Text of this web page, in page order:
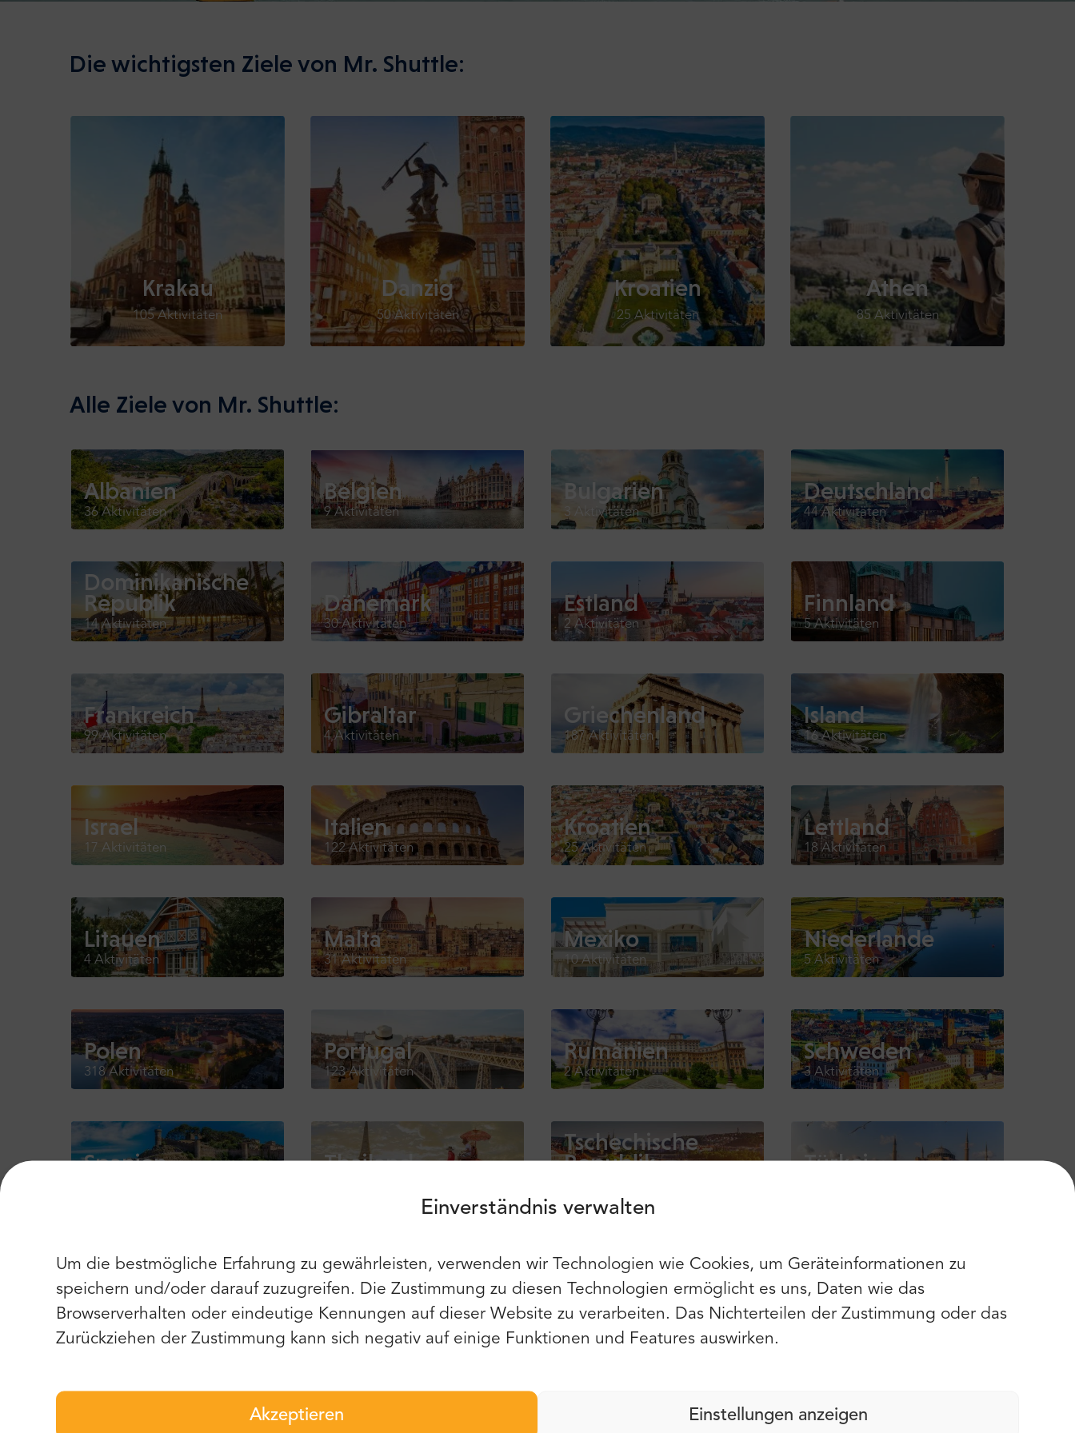
Einverständnis verwalten
Um die bestmögliche Erfahrung zu gewährleisten, verwenden wir Technologien wie Cookies, um Geräteinformationen zu
speichern und/oder darauf zuzugreifen. Die Zustimmung zu diesen Technologien ermöglicht es uns, Daten wie das
Browserverhalten oder eindeutige Kennungen auf dieser Website zu verarbeiten. Das Nichterteilen der Zustimmung oder das
Zurückziehen der Zustimmung kann sich negativ auf einige Funktionen und Features auswirken.
Akzeptieren Einstellungen anzeigen
Die wichtigsten Ziele von Mr. Shuttle:
Krakau
105 Aktivitäten
Danzig
50 Aktivitäten
Kroatien
25 Aktivitäten
Athen
85 Aktivitäten
Alle Ziele von Mr. Shuttle:
Albanien
36 Aktivitäten
Belgien
9 Aktivitäten
Bulgarien
3 Aktivitäten
Deutschland
44 Aktivitäten
Dominikanische
Republik
14 Aktivitäten
Dänemark
30 Aktivitäten
Estland
2 Aktivitäten
Finnland
5 Aktivitäten
Frankreich
99 Aktivitäten
Gibraltar
4 Aktivitäten
Griechenland
187 Aktivitäten
Island
16 Aktivitäten
Israel
17 Aktivitäten
Italien
122 Aktivitäten
Kroatien
25 Aktivitäten
Lettland
18 Aktivitäten
Litauen
4 Aktivitäten
Malta
31 Aktivitäten
Mexiko
10 Aktivitäten
Niederlande
5 Aktivitäten
Polen
318 Aktivitäten
Portugal
123 Aktivitäten
Rumänien
2 Aktivitäten
Schweden
3 Aktivitäten
Spanien Thailand
Tschechische
Republik Türkei
Ukraine
9 Aktivitäten
Ungarn
17 Aktivitäten
Vereinigte
Arabische Emirate
13 Aktivitäten
Vereinigtes
Königreich
24 Aktivitäten
Zypern Österreich
Verwende weiterhin die folgenden:
Du kannst auch E-Mail und Passwort
verwenden:
E-Mail:
Vorname: